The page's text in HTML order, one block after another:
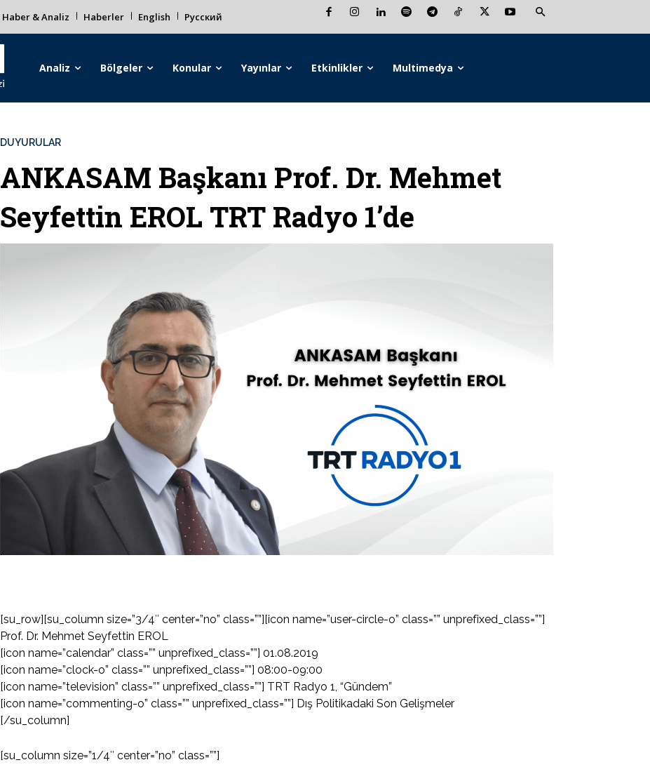
Haber & Analiz Haberler English Русский
Analiz Bölgeler Konular Yayınlar Etkinlikler Multimedya
DUYURULAR
ANKASAM Başkanı Prof. Dr. Mehmet
Seyfettin EROL TRT Radyo 1’de
[su_row][su_column size=”3/4″ center=”no” class=””][icon name=”user-circle-o” class=”” unprefixed_class=””]
Prof. Dr. Mehmet Seyfettin EROL
[icon name=”calendar” class=”” unprefixed_class=””] 01.08.2019
[icon name=”clock-o” class=”” unprefixed_class=””] 08:00-09:00
[icon name=”television” class=”” unprefixed_class=””] TRT Radyo 1, “Gündem”
[icon name=”commenting-o” class=”” unprefixed_class=””] Dış Politikadaki Son Gelişmeler
[/su_column]
[su_column size=”1/4″ center=”no” class=””]